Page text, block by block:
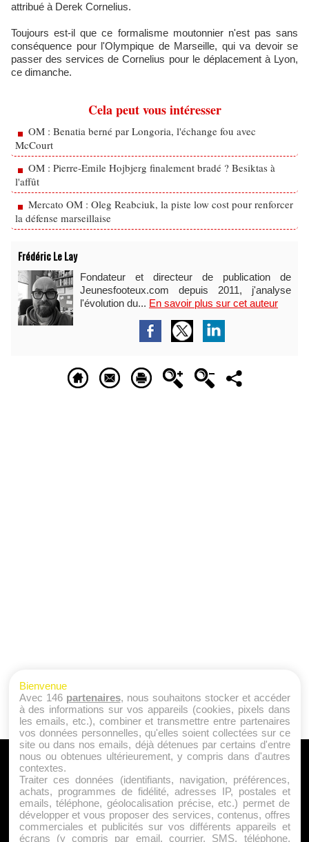
attribué à Derek Cornelius.
Toujours est-il que ce formalisme moutonnier n'est pas sans
conséquence pour l'Olympique de Marseille, qui va devoir se
passer des services de Cornelius pour le déplacement à Lyon,
ce dimanche.
Cela peut vous intéresser
OM : Benatia berné par Longoria, l'échange fou avec
McCourt
OM : Pierre-Emile Hojbjerg finalement bradé ? Besiktas à
l'affût
Mercato OM : Oleg Reabciuk, la piste low cost pour renforcer
la défense marseillaise
Frédéric Le Lay
Fondateur et directeur de publication de
Jeunesfooteux.com depuis 2011, j'analyse
l'évolution du... En savoir plus sur cet auteur
A PROPOS
Qui sommes nous ?
Mentions Légales
Publicité
Politique de Cookies
Bienvenue
Avec 146 partenaires, nous souhaitons stocker et accéder
à des informations sur vos appareils (cookies, pixels dans
les emails, etc.), combiner et transmettre entre partenaires
vos données personnelles, qu'elles soient collectées sur ce
site ou dans nos emails, déjà détenues par certains d'entre
nous ou obtenues ultérieurement, y compris dans d'autres
contextes.
Traiter ces données (identifiants, navigation, préférences,
achats, programmes de fidélité, adresses IP, postales et
emails, téléphone, géolocalisation précise, etc.) permet de
développer et vous proposer des services, contenus, offres
commerciales et publicités sur vos différents appareils et
écrans (y compris par email, courrier, SMS, téléphone,